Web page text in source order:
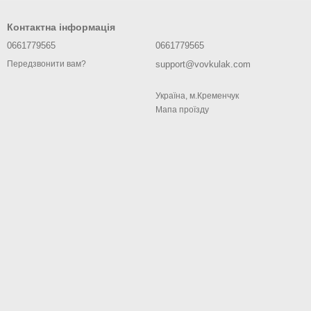
Контактна інформація
0661779565
Передзвонити вам?
0661779565
support@vovkulak.com
Україна, м.Кременчук
Мапа проїзду